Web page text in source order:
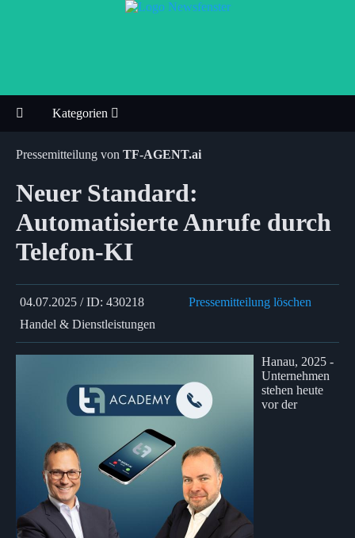
Kategorien
Pressemitteilung von TF-AGENT.ai
Neuer Standard:
Automatisierte Anrufe durch
Telefon-KI
04.07.2025 / ID: 430218
Pressemitteilung löschen
Handel & Dienstleistungen
Hanau, 2025 -
Unternehmen
stehen heute
vor der